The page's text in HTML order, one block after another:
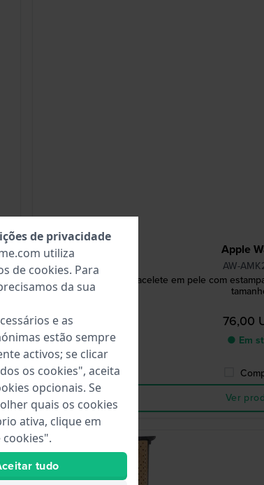
Apple
AW-
Channing 20 mm Bracelete em pele com
76,00
● Em
Ver
de privacidade
utiliza
de cookies. Para
da sua
e as
estão sempre
activos; se clicar
os cookies", aceita
opcionais. Se
quais os cookies
ativa, clique em
cookies".
tudo